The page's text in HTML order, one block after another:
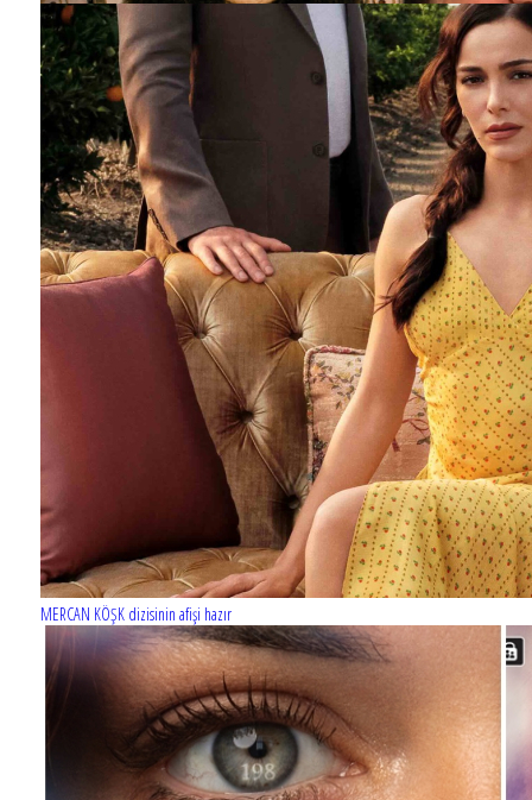
Barış Manço'nun mirasçıları mahkemede!
MERCAN KÖŞK dizisinin afişi hazır